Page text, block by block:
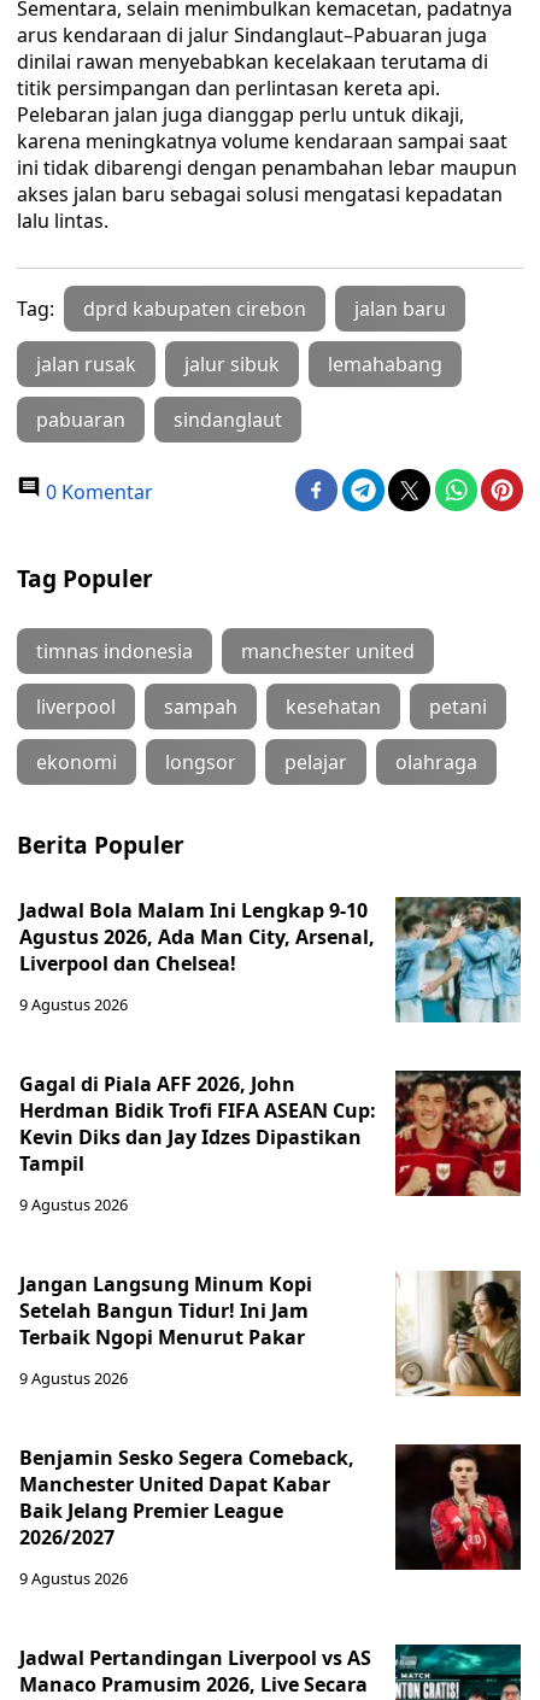
Sementara, selain menimbulkan kemacetan, padatnya
arus kendaraan di jalur Sindanglaut–Pabuaran juga
dinilai rawan menyebabkan kecelakaan terutama di
titik persimpangan dan perlintasan kereta api.
Pelebaran jalan juga dianggap perlu untuk dikaji,
karena meningkatnya volume kendaraan sampai saat
ini tidak dibarengi dengan penambahan lebar maupun
akses jalan baru sebagai solusi mengatasi kepadatan
lalu lintas.
Tag: dprd kabupaten cirebon jalan baru
jalan rusak jalur sibuk lemahabang
pabuaran sindanglaut
0 Komentar
Tag Populer
timnas indonesia manchester united
liverpool sampah kesehatan petani
ekonomi longsor pelajar olahraga
Berita Populer
Jadwal Bola Malam Ini Lengkap 9-10
Agustus 2026, Ada Man City, Arsenal,
Liverpool dan Chelsea!
9 Agustus 2026
Gagal di Piala AFF 2026, John
Herdman Bidik Trofi FIFA ASEAN Cup:
Kevin Diks dan Jay Idzes Dipastikan
Tampil
9 Agustus 2026
Jangan Langsung Minum Kopi
Setelah Bangun Tidur! Ini Jam
Terbaik Ngopi Menurut Pakar
9 Agustus 2026
Benjamin Sesko Segera Comeback,
Manchester United Dapat Kabar
Baik Jelang Premier League
2026/2027
9 Agustus 2026
Jadwal Pertandingan Liverpool vs AS
Manaco Pramusim 2026, Live Secara